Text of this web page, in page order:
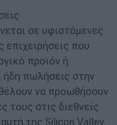
σε υφιστάμενες
επιχειρήσεις που
προϊόν ή
ήδη πωλήσεις στην
να προωθήσουν
τους στις διεθνείς
της Silicon Valley.